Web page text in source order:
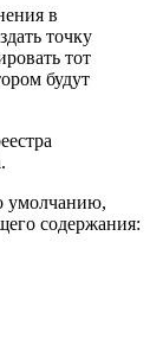
в
точку
тот
будут
умолчанию,
содержания: